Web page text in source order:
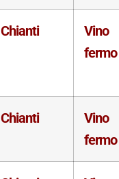
Chianti
Vino
fermo
Chianti
Vino
fermo